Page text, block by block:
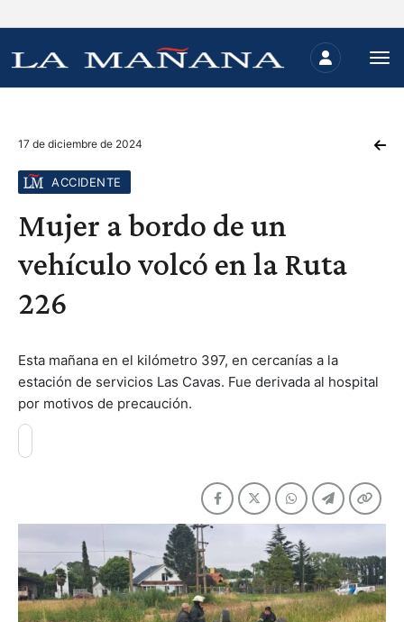
17 de diciembre de 2024
ACCIDENTE
Mujer a bordo de un
vehículo volcó en la Ruta
226
Esta mañana en el kilómetro 397, en cercanías a la
estación de servicios Las Cavas. Fue derivada al hospital
por motivos de precaución.